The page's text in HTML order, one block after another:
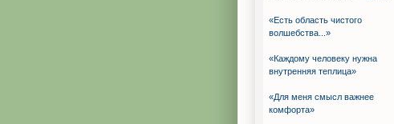
«Есть область чистого
волшебства...»
«Каждому человеку нужна
внутренняя теплица»
«Для меня смысл важнее
комфорта»